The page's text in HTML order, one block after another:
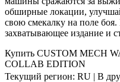
обширные локации,
свою смекалку на поле
захватывающее издание и
Купить CUSTOM MECH
COLLAB EDITION
Текущий регион: RU | В